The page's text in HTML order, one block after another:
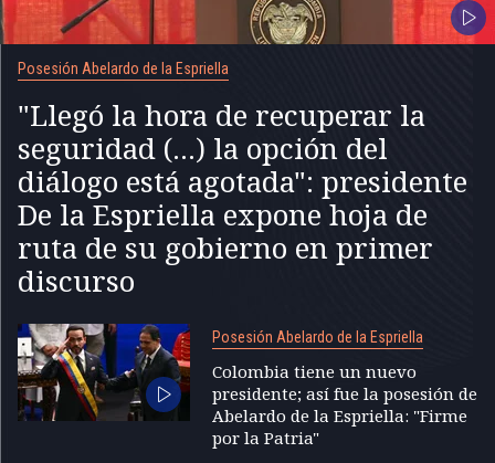
Posesión Abelardo de la Espriella
"Llegó la hora de recuperar la
seguridad (...) la opción del
diálogo está agotada": presidente
De la Espriella expone hoja de
ruta de su gobierno en primer
discurso
Posesión Abelardo de la Espriella
Colombia tiene un nuevo
presidente; así fue la posesión de
Abelardo de la Espriella: "Firme
por la Patria"